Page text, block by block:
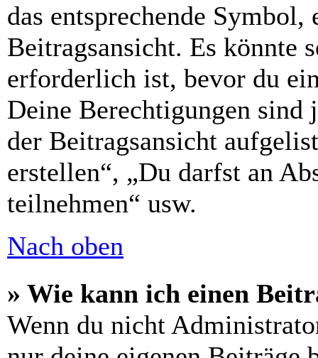
das entsprechende
Beitragsansicht. Es könnte
erforderlich ist, bevor du
Deine Berechtigungen sind
der Beitragsansicht
erstellen“, „Du darfst an
teilnehmen“ usw.
Nach oben
» Wie kann ich einen
Wenn du nicht